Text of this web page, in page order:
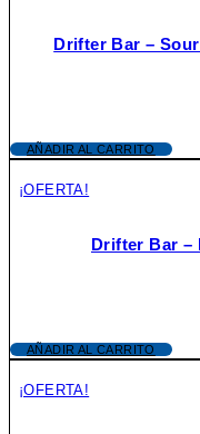
Drifter Bar –
AÑADIR AL CARRITO
¡OFERTA!
Drifter Bar –
AÑADIR AL CARRITO
¡OFERTA!